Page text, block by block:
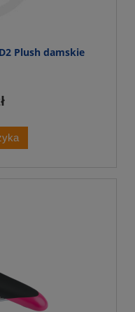
Plush damskie